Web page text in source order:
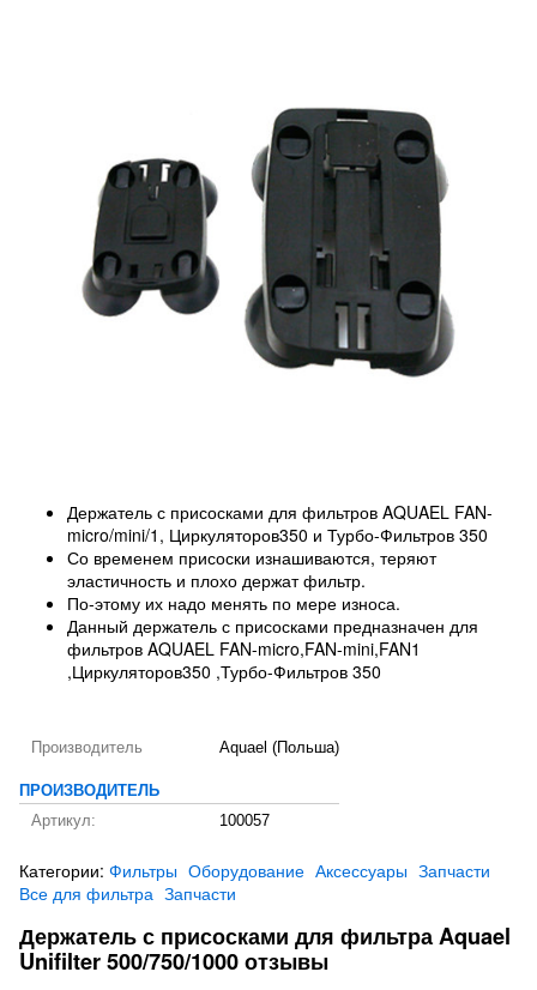
Держатель с присосками для фильтров AQUAEL FAN-
micro/mini/1, Циркуляторов350 и Турбо-Фильтров 350
Со временем присоски изнашиваются, теряют
эластичность и плохо держат фильтр.
По-этому их надо менять по мере износа.
Данный держатель с присосками предназначен для
фильтров AQUAEL FAN-micro,FAN-mini,FAN1
,Циркуляторов350 ,Турбо-Фильтров 350
Производитель Aquael (Польша)
ПРОИЗВОДИТЕЛЬ
Артикул:
100057
Категории: Фильтры Оборудование Аксессуары Запчасти
Все для фильтра Запчасти
Держатель с присосками для фильтра Aquael
Unifilter 500/750/1000 отзывы